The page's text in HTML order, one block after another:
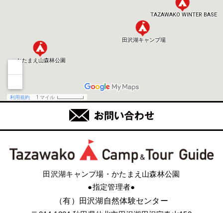
田沢湖キャンプ場・かたまえ山森林公園
●指定管理者●
（有）田沢湖自然体験センター